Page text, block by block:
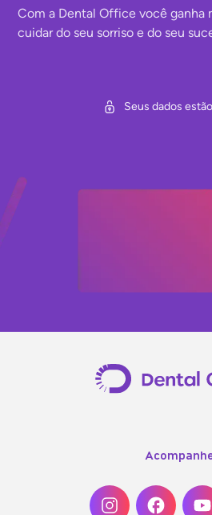
Com a Dental Office você ganha
cuidar do seu sorriso e do seu
Seus dados